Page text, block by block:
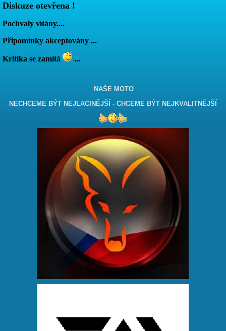
Diskuze otevřena !
Pochvaly vítány....
Připomínky akceptovány ...
Kritika se zamítá ...
NAŠE MOTO
NECHCEME BÝT NEJLACINĚJŠÍ - CHCEME BÝT NEJKVALITNĚJŠÍ